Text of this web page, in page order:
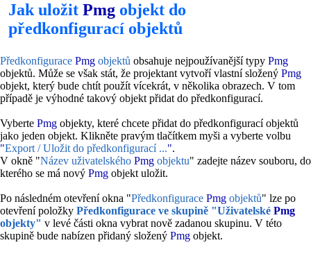
Jak uložit Pmg objekt do
předkonfigurací objektů
Předkonfigurace Pmg objektů obsahuje nejpoužívanější typy Pmg
objektů. Může se však stát, že projektant vytvoří vlastní složený Pmg
objekt, který bude chtít použít vícekrát, v několika obrazech. V tom
případě je výhodné takový objekt přidat do předkonfigurací.
Vyberte Pmg objekty, které chcete přidat do předkonfigurací objektů
jako jeden objekt. Klikněte pravým tlačítkem myši a vyberte volbu
"Export / Uložit do předkonfigurací ...".
V okně "Název uživatelského Pmg objektu" zadejte název souboru, do
kterého se má nový Pmg objekt uložit.
Po následném otevření okna "Předkonfigurace Pmg objektů" lze po
otevření položky Předkonfigurace ve skupině "Uživatelské Pmg
objekty" v levé části okna vybrat nově zadanou skupinu. V této
skupině bude nabízen přidaný složený Pmg objekt.